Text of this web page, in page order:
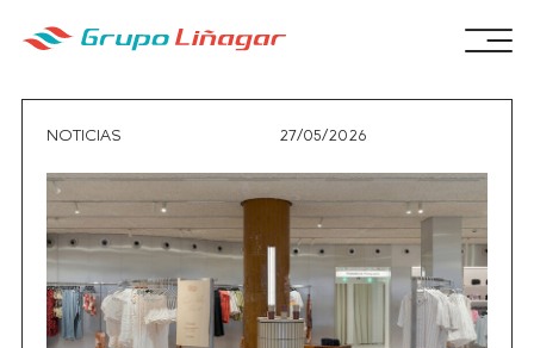
NOTICIAS 27/05/2026